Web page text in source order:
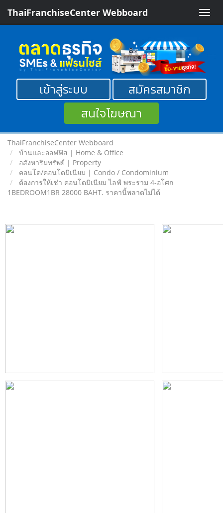
Toggle
ThaiFranchiseCenter Webboard
เข้าสู่ระบบ
สมัครสมาชิก
สนใจโฆษณา
ThaiFranchiseCenter Webboard
บ้านและออฟฟิส | Home & Office
อสังหาริมทรัพย์ | Property
คอนโด/คอนโดมิเนียม | Condo / Condominium
ต้องการให้เช่า คอนโดมิเนียม ไลฟ์ พระราม 4-อโศก
1BEDROOM1BR 28000 BAHT. ราคานี้พลาดไม่ได้